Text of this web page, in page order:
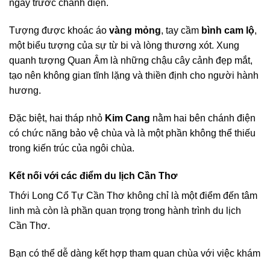
ngay trước chánh điện.
Tượng được khoác áo vàng mỏng, tay cầm bình cam lộ,
một biểu tượng của sự từ bi và lòng thương xót. Xung
quanh tượng Quan Âm là những chậu cây cảnh đẹp mắt,
tạo nên không gian tĩnh lặng và thiền định cho người hành
hương.
Đặc biệt, hai tháp nhỏ Kim Cang nằm hai bên chánh điện
có chức năng bảo vệ chùa và là một phần không thể thiếu
trong kiến trúc của ngôi chùa.
Kết nối với các điểm du lịch Cần Thơ
Thới Long Cổ Tự Cần Thơ không chỉ là một điểm đến tâm
linh mà còn là phần quan trọng trong hành trình du lịch
Cần Thơ.
Bạn có thể dễ dàng kết hợp tham quan chùa với việc khám